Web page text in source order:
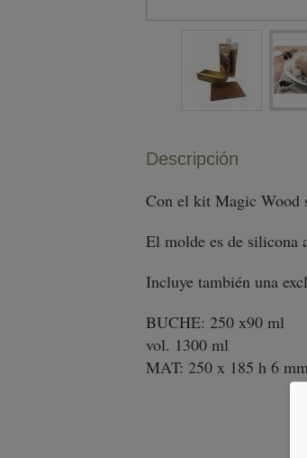
Descripción
Con el kit Magic Wood
El molde es de silicona
Incluye también una
BUCHE: 250 x90 ml
vol. 1300 ml
MAT: 250 x 185 h 6